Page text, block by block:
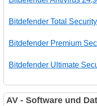
Bitdefender Total
Bitdefender Premium
Bitdefender Ultimate
AV - Software und